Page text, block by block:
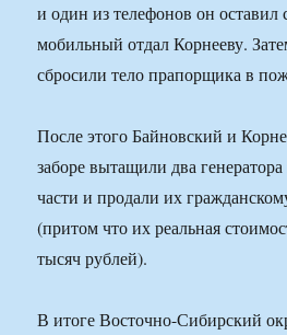
и один из телефонов он оставил
мобильный отдал Корнееву.
сбросили тело прапорщика в
После этого Байновский и
заборе вытащили два
части и продали их
(притом что их реальная
тысяч рублей).
В итоге Восточно-Сибирский